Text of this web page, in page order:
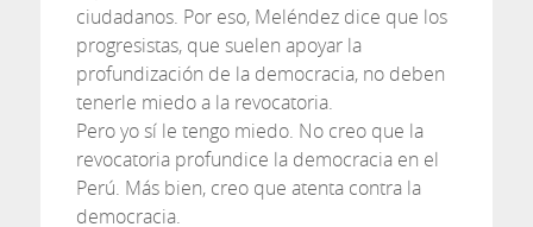
ciudadanos. Por eso, Meléndez dice que los
progresistas, que suelen apoyar la
profundización de la democracia, no deben
tenerle miedo a la revocatoria.
Pero yo sí le tengo miedo. No creo que la
revocatoria profundice la democracia en el
Perú. Más bien, creo que atenta contra la
democracia.